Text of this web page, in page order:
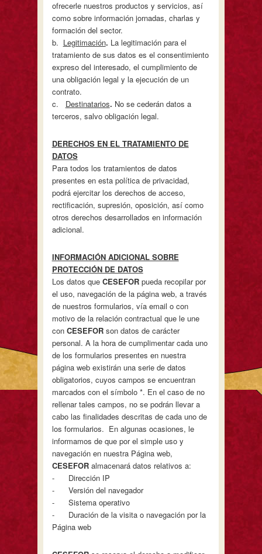
ofrecerle nuestros productos y servicios, así
como sobre información jornadas, charlas y
formación del sector.
b. Legitimación. La legitimación para el
tratamiento de sus datos es el consentimiento
expreso del interesado, el cumplimiento de
una obligación legal y la ejecución de un
contrato.
c. Destinatarios. No se cederán datos a
terceros, salvo obligación legal.
DERECHOS EN EL TRATAMIENTO DE
DATOS
Para todos los tratamientos de datos
presentes en esta política de privacidad,
podrá ejercitar los derechos de acceso,
rectificación, supresión, oposición, así como
otros derechos desarrollados en información
adicional.
INFORMACIÓN ADICIONAL SOBRE
PROTECCIÓN DE DATOS
Los datos que CESEFOR pueda recopilar por
el uso, navegación de la página web, a través
de nuestros formularios, vía email o con
motivo de la relación contractual que le une
con CESEFOR son datos de carácter
personal. A la hora de cumplimentar cada uno
de los formularios presentes en nuestra
página web existirán una serie de datos
obligatorios, cuyos campos se encuentran
marcados con el símbolo *. En el caso de no
rellenar tales campos, no se podrán llevar a
cabo las finalidades descritas de cada uno de
los formularios. En algunas ocasiones, le
informamos de que por el simple uso y
navegación en nuestra Página web,
CESEFOR almacenará datos relativos a:
- Dirección IP
- Versión del navegador
- Sistema operativo
- Duración de la visita o navegación por la
Página web